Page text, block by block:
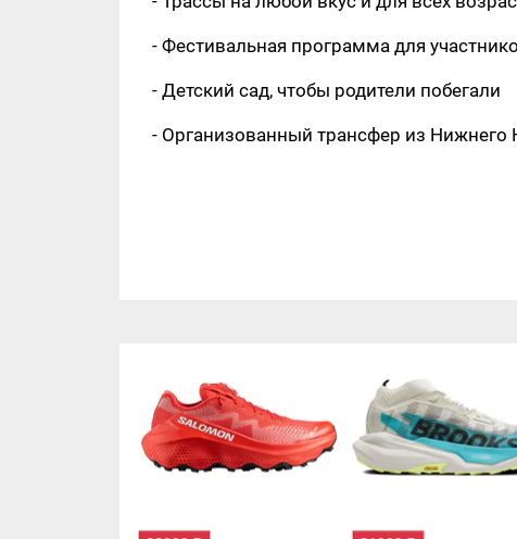
- Фестивальная программа для
- Детский сад, чтобы родители побегали
- Организованный трансфер из Нижнего